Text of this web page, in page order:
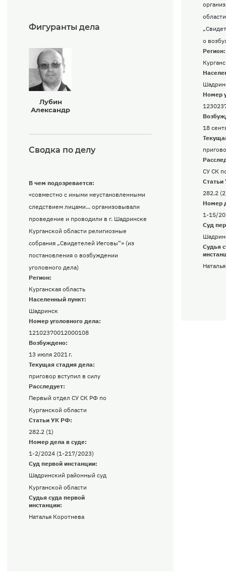
Фигуранты дела
Лубин
Александр
Сводка по делу
Регион:
Курганская область
Населенный пункт:
Шадринск
В чем подозревается:
«совместно с иными неустановленными
следствием лицами... организовывали
проведение и проводили в г. Шадринске
Курганской области религиозные
собрания „Свидетелей Иеговы“» (из
постановления о возбуждении
уголовного дела)
Номер уголовного дела:
12102370012000108
Возбуждено:
13 июля 2021 г.
Текущая стадия дела:
приговор вступил в силу
Расследует:
Первый отдел СУ СК РФ по
Курганской области
Статьи УК РФ:
282.2 (1)
Номер дела в суде:
1-2/2024 (1-217/2023)
Суд первой инстанции:
Шадринский районный суд
Курганской области
Судья суда первой
инстанции:
Наталья Коротнева
Регион:
о
Номер
18
СУ СК
282.2
Номер
1-15/
Суд
Судья